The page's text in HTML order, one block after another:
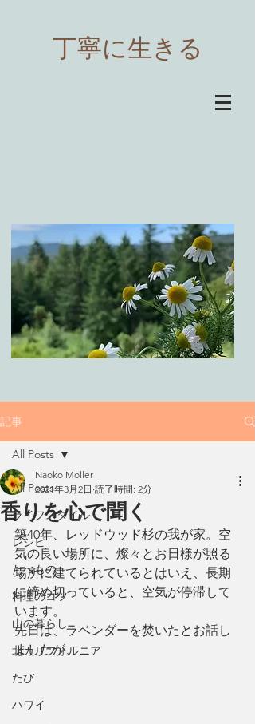
​丁寧に生きる
記事
All Posts
ライフスタイル
レシピ
たべもの
料理のコツ
山の暮らし
北カリフォルニア
たび
ハワイ
All Posts
香りを心で聞く
Naoko Moller
2021年3月2日 読了時間: 2分
築40年、レッドウッド杉の我が家。空
気の良い場所に、燦々とお日様が照る
場所に建てられているとはいえ、長期
に締め切っていると、空気が停滞して
います。
先日は、ラベンダーを焚いたとお話し
ましたが、